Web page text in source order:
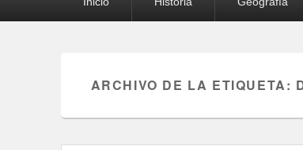
ARCHIVO DE LA ETIQUETA: